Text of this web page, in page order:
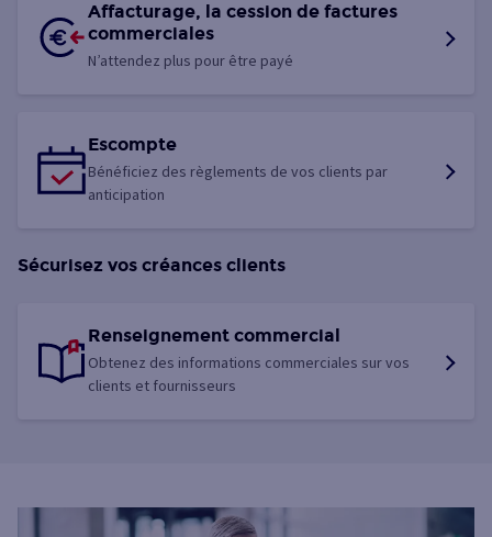
Affacturage, la cession de factures
commerciales
N’attendez plus pour être payé
Escompte
Bénéficiez des règlements de vos clients par
anticipation
Sécurisez vos créances clients
Renseignement commercial
Obtenez des informations commerciales sur vos
clients et fournisseurs